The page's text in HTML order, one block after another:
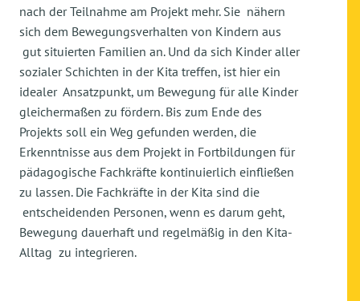
nach der Teilnahme am Projekt mehr. Sie nähern
sich dem Bewegungsverhalten von Kindern aus
gut situierten Familien an. Und da sich Kinder aller
sozialer Schichten in der Kita treffen, ist hier ein
idealer Ansatzpunkt, um Bewegung für alle Kinder
gleichermaßen zu fördern. Bis zum Ende des
Projekts soll ein Weg gefunden werden, die
Erkenntnisse aus dem Projekt in Fortbildungen für
pädagogische Fachkräfte kontinuierlich einfließen
zu lassen. Die Fachkräfte in der Kita sind die
entscheidenden Personen, wenn es darum geht,
Bewegung dauerhaft und regelmäßig in den Kita-
Alltag zu integrieren.